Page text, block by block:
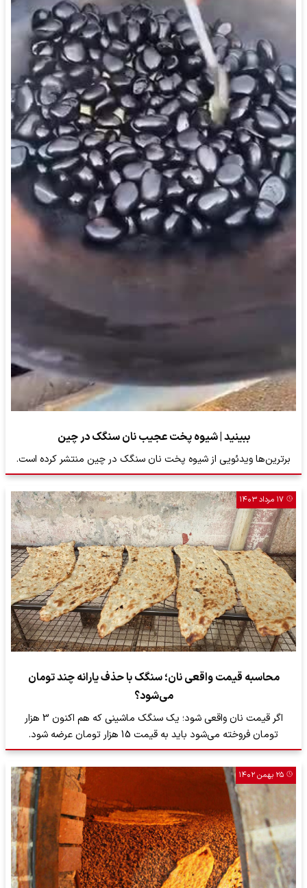
ببینید | شیوه پخت عجیب نان سنگک در چین
برترین‌ها ویدئویی از شیوه پخت نان سنگک در چین منتشر کرده است.
۱۷ مرداد ۱۴۰۳
محاسبه قیمت واقعی نان؛ سنگک با حذف یارانه چند تومان
می‌شود؟
اگر قیمت نان واقعی شود؛ یک سنگک ماشینی که هم اکنون 3 هزار
تومان فروخته می‌شود باید به قیمت 15 هزار تومان عرضه شود.
۲۵ بهمن ۱۴۰۲